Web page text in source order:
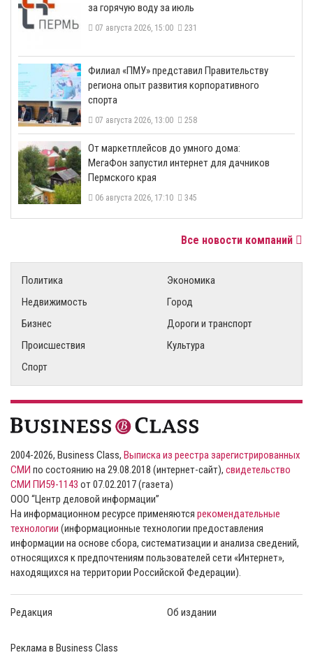
за горячую воду за июль
07 августа 2026, 15:00 231
​Филиал «ПМУ» представил Правительству
региона опыт развития корпоративного
спорта
07 августа 2026, 13:00 258
От маркетплейсов до умного дома:
МегаФон запустил интернет для дачников
Пермского края
06 августа 2026, 17:10 345
Все новости компаний
Политика
Экономика
Недвижимость
Город
Бизнес
Дороги и транспорт
Происшествия
Культура
Спорт
2004-2026, Business Class, Выписка из реестра зарегистрированных
СМИ по состоянию на 29.08.2018 (интернет-сайт), свидетельство
СМИ ПИ59-1143 от 07.02.2017 (газета)
ООО “Центр деловой информации”
На информационном ресурсе применяются рекомендательные
технологии (информационные технологии предоставления
информации на основе сбора, систематизации и анализа сведений,
относящихся к предпочтениям пользователей сети «Интернет»,
находящихся на территории Российской Федерации).
Редакция Об издании
Реклама в Business Class